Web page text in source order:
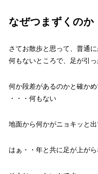
なぜつまずくのか
さてお散歩と思って、普通
何もないところで、足が引
何か段差があるのかと確かめ
・・・何もない
地面から何かがニョキッと
はぁ・・年と共に足が上が